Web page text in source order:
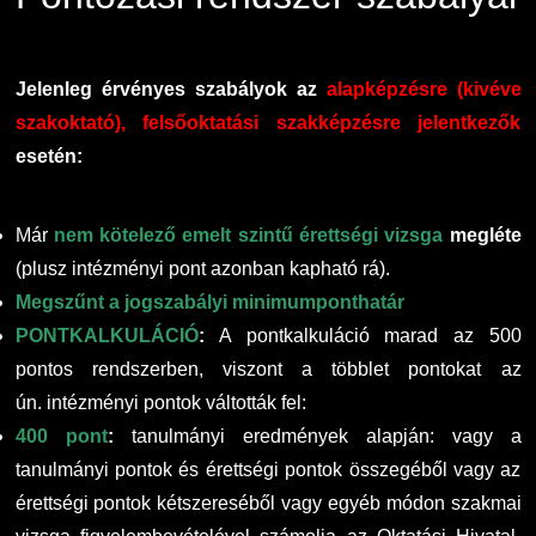
EHÖK
Kiemelt ösztöndíjak
Nemzetközi Lehetőségek
Szolgáltatások
Fordítási Szolgáltatások
HASIT
K+F+I
Átjelentkezőknek
Kapcsolat
TDK/Tehetségnap
Telefonkönyv
Intézményi és Tanulmányi Tájékoztató
Együttműködő partnereink
Jelenleg érvényes szabályok az alapképzésre (kivéve
szakoktató), felsőoktatási szakképzésre jelentkezők
esetén:
Már nem kötelező emelt szintű érettségi vizsga megléte
(plusz intézményi pont azonban kapható rá).
Megszűnt a jogszabályi minimumponthatár
PONTKALKULÁCIÓ:A pontkalkuláció marad az 500
pontos rendszerben, viszont a többlet pontokat az
ún. intézményi pontok váltották fel:
400 pont: tanulmányi eredmények alapján: vagy a
tanulmányi pontok és érettségi pontok összegéből vagy az
érettségi pontok kétszereséből vagy egyéb módon szakmai